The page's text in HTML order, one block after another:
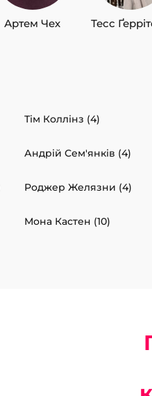
Артем Чех Тесс
Тім Коллінз (4)
Андрій Сем'янків (4)
Роджер Желязни (4)
Мона Кастен (10)